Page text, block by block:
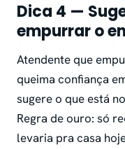
Dica 4 —
empurrar o
Atendente que
queima confiança
sugere o que está
Regra de ouro: só
levaria pra casa